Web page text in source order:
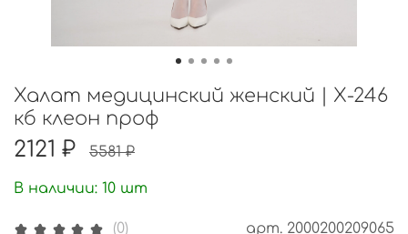
(0) арт. 2000200209065
Халат медицинский женский | Х-246
кб клеон проф
2121 ₽ 5581 ₽
В наличии: 10 шт